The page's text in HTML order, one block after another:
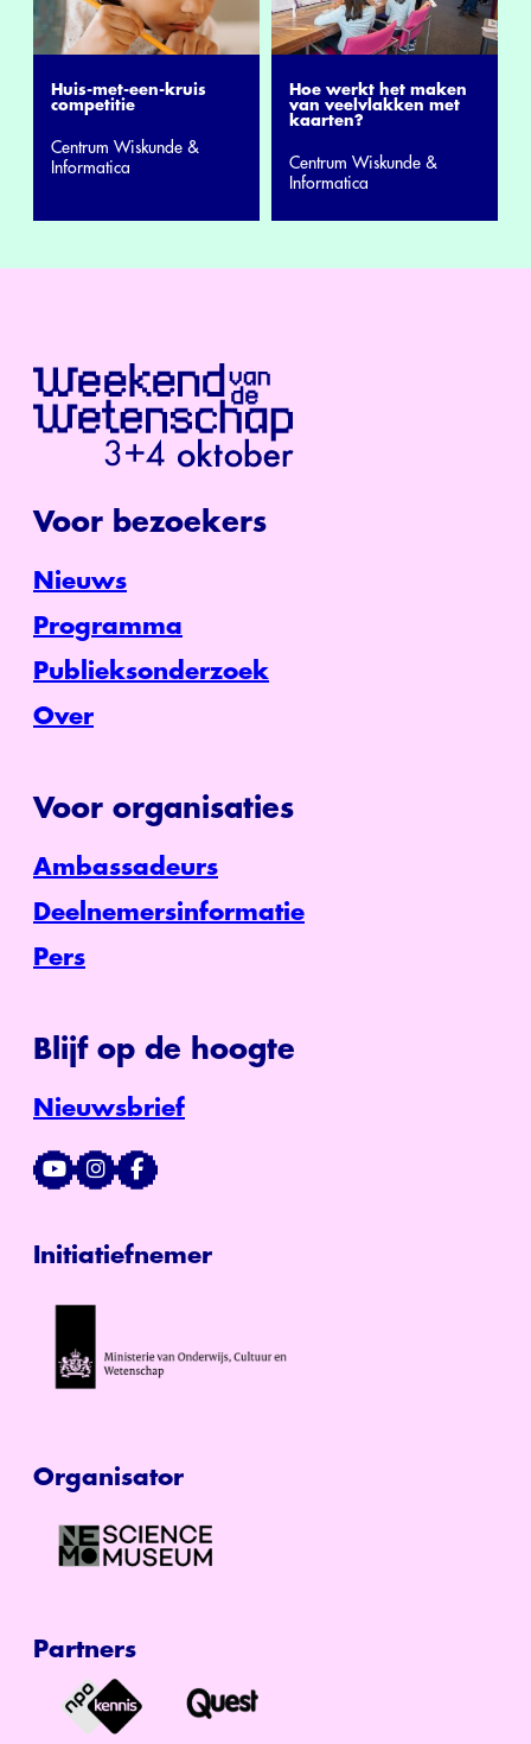
Huis-met-een-kruis
competitie
Centrum Wiskunde &
Informatica
Hoe werkt het maken
van veelvlakken met
kaarten?
Centrum Wiskunde &
Informatica
Voor bezoekers
Nieuws
Programma
Publieksonderzoek
Over
Voor organisaties
Ambassadeurs
Deelnemersinformatie
Pers
Blijf op de hoogte
Nieuwsbrief
Initiatiefnemer
Organisator
Partners